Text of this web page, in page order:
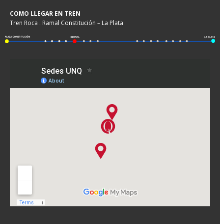
COMO LLEGAR EN TREN
Tren Roca . Ramal Constitución – La Plata